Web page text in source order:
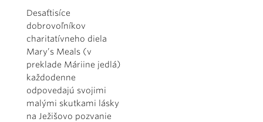
Desaťtisíce
dobrovoľníkov
charitatívneho diela
Mary’s Meals (v
preklade Máriine jedlá)
každodenne
odpovedajú svojimi
malými skutkami lásky
na Ježišovo pozvanie